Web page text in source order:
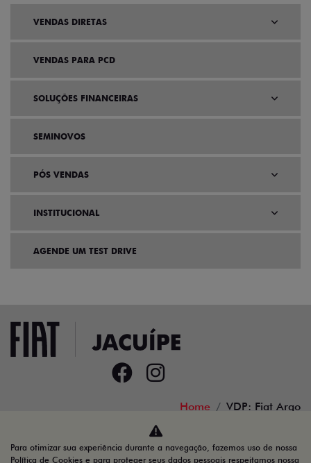
VENDAS DIRETAS
VENDAS PARA PCD
SOLUÇÕES FINANCEIRAS
SEMINOVOS
PÓS VENDAS
INSTITUCIONAL
AGENDE UM TEST DRIVE
Home VDP: Fiat Argo
Desacelere. Seu bem maior é a vida.
Para otimizar sua experiência durante a navegação, fazemos uso de nossa
Política de Cookies e para proteger seus dados pessoais respeitamos nossa